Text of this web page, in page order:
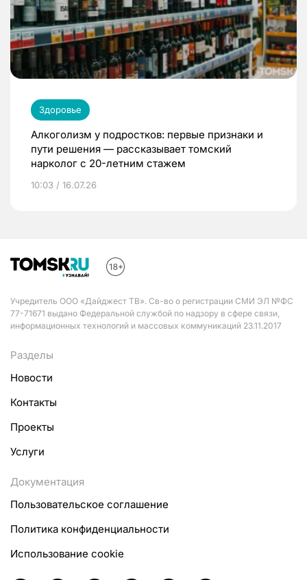
Здоровье
Алкоголизм у подростков: первые признаки и
пути решения — рассказывает томский
нарколог с 20-летним стажем
10:03 / 16.07.26
Учредитель ООО «Дайджест ТВ». Св-во о регистрации СМИ ЭЛ №ФС
77-71671 выдано Федеральной службой по надзору в сфере связи,
информационных технологий и массовых коммуникаций 23.11.2017
Разделы
Новости
Контакты
Проекты
Услуги
Документация
Пользовательское соглашение
Политика конфиденциальности
Использование cookie